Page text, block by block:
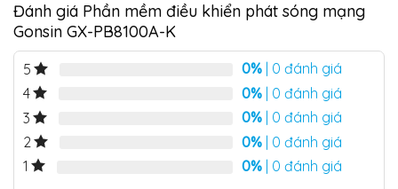
Đánh giá Phần mềm điều khiển phát sóng mạng
Gonsin GX-PB8100A-K
5 0% | 0 đánh giá
4
0% | 0 đánh giá
3
0% | 0 đánh giá
2
0% | 0 đánh giá
1
0% | 0 đánh giá